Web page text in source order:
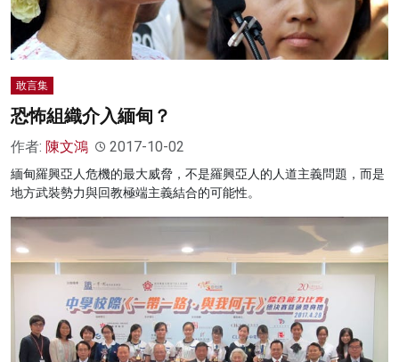
敢言集
恐怖組織介入緬甸？
作者: 陳文鴻 2017-10-02
緬甸羅興亞人危機的最大威脅，不是羅興亞人的人道主義問題，而是
地方武裝勢力與回教極端主義結合的可能性。